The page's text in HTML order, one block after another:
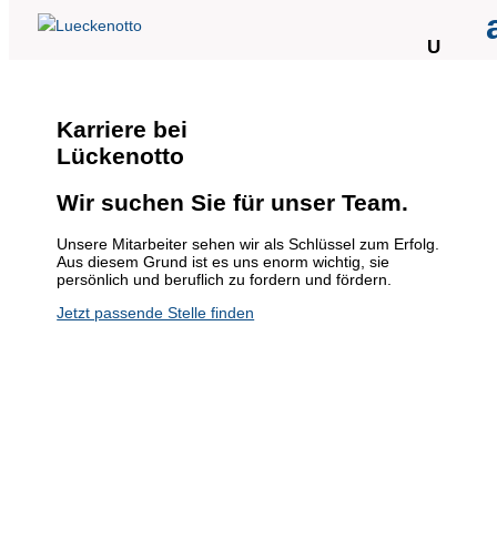
Karriere bei
Lücke­n­otto
Wir suchen Sie für unser Team.
Unsere Mitarbeiter sehen wir als Schlüssel zum Erfolg.
Aus diesem Grund ist es uns enorm wichtig, sie
persönlich und beruflich zu fordern und fördern.
Jetzt passende Stelle finden